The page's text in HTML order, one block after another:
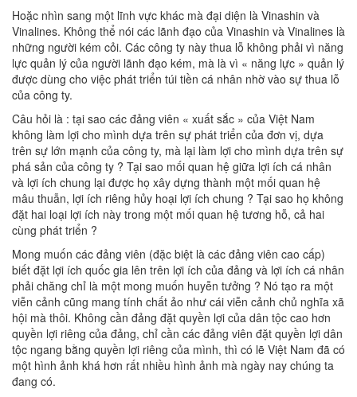
Hoặc nhìn sang một lĩnh vực khác mà đại diện là Vinashin và
Vinalines. Không thể nói các lãnh đạo của Vinashin và Vinalines là
những người kém cỏi. Các công ty này thua lỗ không phải vì năng
lực quản lý của người lãnh đạo kém, mà là vì « năng lực » quản lý
được dùng cho việc phát triển túi tiền cá nhân nhờ vào sự thua lỗ
của công ty.
Câu hỏi là : tại sao các đảng viên « xuất sắc » của Việt Nam
không làm lợi cho mình dựa trên sự phát triển của đơn vị, dựa
trên sự lớn mạnh của công ty, mà lại làm lợi cho mình dựa trên sự
phá sản của công ty ? Tại sao mối quan hệ giữa lợi ích cá nhân
và lợi ích chung lại được họ xây dựng thành một mối quan hệ
mâu thuẫn, lợi ích riêng hủy hoại lợi ích chung ? Tại sao họ không
đặt hai loại lợi ích này trong một mối quan hệ tương hỗ, cả hai
cùng phát triển ?
Mong muốn các đảng viên (đặc biệt là các đảng viên cao cấp)
biết đặt lợi ích quốc gia lên trên lợi ích của đảng và lợi ích cá nhân
phải chăng chỉ là một mong muốn huyễn tưởng ? Nó tạo ra một
viễn cảnh cũng mang tính chất ảo như cái viễn cảnh chủ nghĩa xã
hội mà thôi. Không cần đảng đặt quyền lợi của dân tộc cao hơn
quyền lợi riêng của đảng, chỉ cần các đảng viên đặt quyền lợi dân
tộc ngang bằng quyền lợi riêng của mình, thì có lẽ Việt Nam đã có
một hình ảnh khá hơn rất nhiều hình ảnh mà ngày nay chúng ta
đang có.